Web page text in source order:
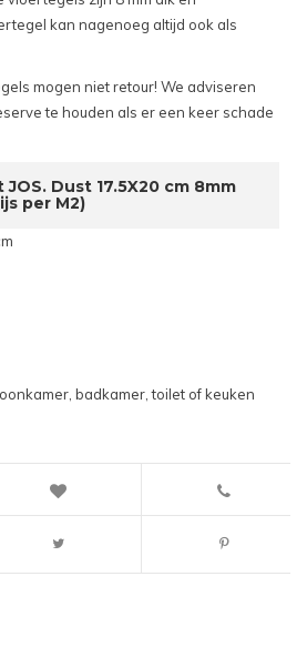
kan nagenoeg altijd ook als
mogen niet retour! We adviseren
te houden als er een keer schade
Dust 17.5X20 cm 8mm
per M2)
badkamer, toilet of keuken